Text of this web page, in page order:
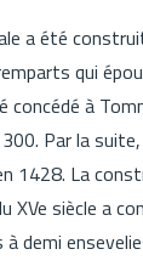
a été
qui
à
Par la
1428. La
XVe siècle a
à demi